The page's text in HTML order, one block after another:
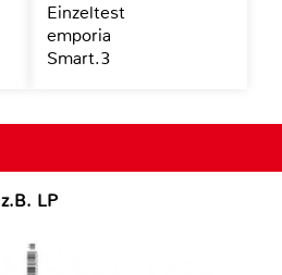
LP
Einzeltest
emporia
Smart.3